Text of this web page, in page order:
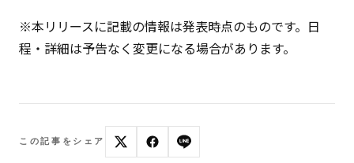
※本リリースに記載の情報は発表時点のものです。日
程・詳細は予告なく変更になる場合があります。
この記事をシェア